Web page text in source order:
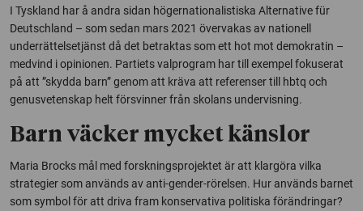
I Tyskland har å andra sidan högernationalistiska Alternative für
Deutschland – som sedan mars 2021 övervakas av nationell
underrättelsetjänst då det betraktas som ett hot mot demokratin –
medvind i opinionen. Partiets valprogram har till exempel fokuserat
på att ”skydda barn” genom att kräva att referenser till hbtq och
genusvetenskap helt försvinner från skolans undervisning.
Barn väcker mycket känslor
Maria Brocks mål med forskningsprojektet är att klargöra vilka
strategier som används av anti-gender-rörelsen. Hur används barnet
som symbol för att driva fram konservativa politiska förändringar?